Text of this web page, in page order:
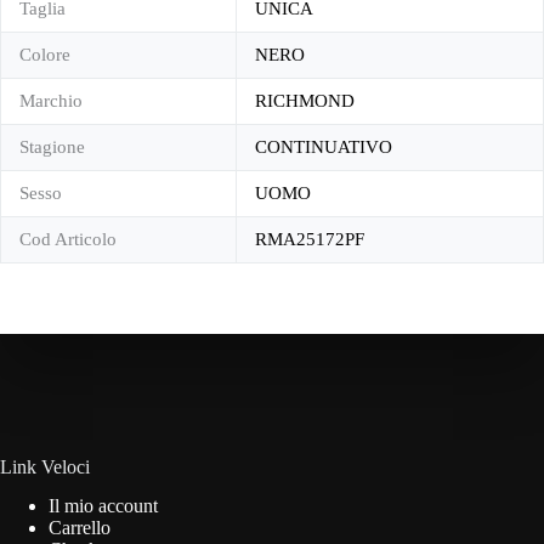
Taglia UNICA
Colore NERO
Marchio RICHMOND
Stagione CONTINUATIVO
Sesso UOMO
Cod Articolo RMA25172PF
Link Veloci
Il mio account
Carrello